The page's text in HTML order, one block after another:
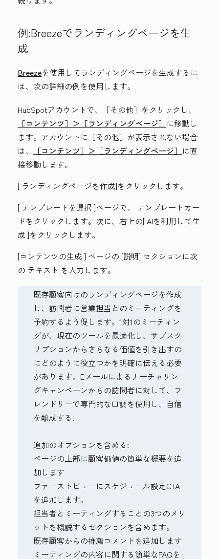
例:Breezeでランディングページを生
成
Breezeを使用してランディングページを生成するに
は、次の詳細の例を使用します。
HubSpotアカウントで、
［その他］をクリックし、
［コンテンツ］＞ ［ランディングページ］ に移動し
ます。アカウントに ［その他］が表示されない場合
は、
［コンテンツ］＞ ［ランディングページ］ に直
接移動します。
[ ランディングページを作成]をクリックします。
[ テンプレートを選択 ]ページで、
テンプレートカー
ドをクリックします。次に、右上の[AIを利用して生
成 ]をクリックします。
[コンテンツの生成 ] ページの [説明] セクションに次
の テキスト を入力します。
既存顧客向けのランディングページを作成
し、訪問者に営業担当とのミーティングを
予約するよう促します。1対1のミーティン
グが、現在のツールを最適化し、サブスク
リプションからさらなる価値を引き出すの
にどのように役立つかを明確に伝える必要
があります。Eメールによるナーチャリン
グキャンペーンからの訪問者に対して、フ
レンドリーで専門的な口調を使用し、自信
を醸成する.
追加のオプションを含める:
ページの上部に顧客価値の簡単な概要を追
加します
ファーストビューにスケジュール設定CTA
を追加します。
担当者とミーティングすることの3つのメリ
ットを概説するセクションを含めます。
既存顧客からの推薦コメントを追加します
ミーティングの内容に関する簡単なFAQを